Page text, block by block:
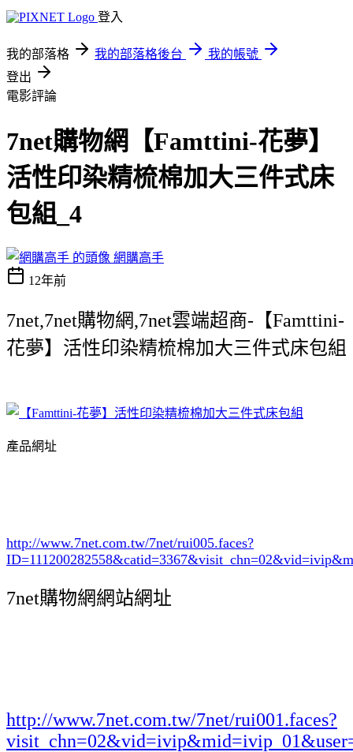
登入
我的部落格 我的部落格後台
我的帳號
登出
電影評論
7net購物網【Famttini-花夢】
活性印染精梳棉加大三件式床
包組_4
網購高手
12年前
7net,7net購物網,7net雲端超商-【Famttini-
花夢】活性印染精梳棉加大三件式床包組
產品網址
http://www.7net.com.tw/7net/rui005.faces?
ID=111200282558&catid=3367
7net購物網網站網址
http://www.7net.com.tw/7net/rui001.faces?